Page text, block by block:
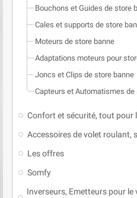
Bouchons et Guides de store
Cales et supports de store
Moteurs de store banne
Adaptations moteurs pour
Joncs et Clips de store banne
Capteurs et Automatismes de
Confort et sécurité, tout pour
Accessoires de volet roulant,
Les offres
Somfy
Inverseurs, Emetteurs pour